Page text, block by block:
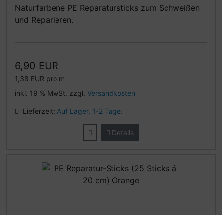
Naturfarbene PE Reparatursticks zum Schweißen
und Reparieren.
6,90 EUR
1,38 EUR pro m
inkl. 19 % MwSt. zzgl. Versandkosten
Lieferzeit: Auf Lager. 1-2 Tage.
Details